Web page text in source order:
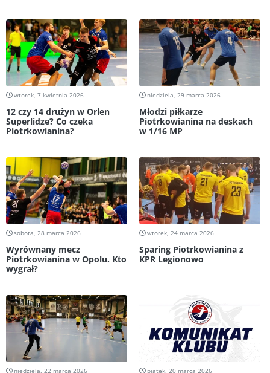
wtorek, 7 kwietnia 2026
12 czy 14 drużyn w Orlen
Superlidze? Co czeka
Piotrkowianina?
niedziela, 29 marca 2026
Młodzi piłkarze
Piotrkowianina na deskach
w 1/16 MP
sobota, 28 marca 2026
Wyrównany mecz
Piotrkowianina w Opolu. Kto
wygrał?
wtorek, 24 marca 2026
Sparing Piotrkowianina z
KPR Legionowo
niedziela, 22 marca 2026 piątek, 20 marca 2026